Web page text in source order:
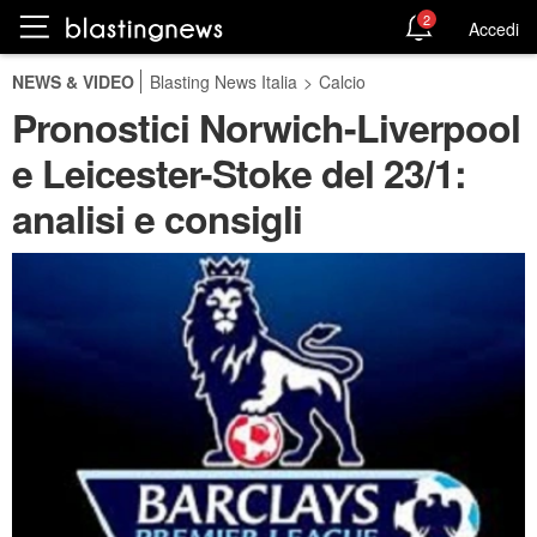
2 Accedi
NEWS & VIDEO Blasting News Italia > Calcio
Pronostici Norwich-Liverpool
e Leicester-Stoke del 23/1:
analisi e consigli